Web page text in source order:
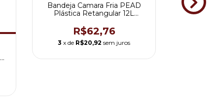
Bandeja Camara Fria PEAD
Plástica Retangular 12L
R$62,76
3 x de R$20,92 sem juros